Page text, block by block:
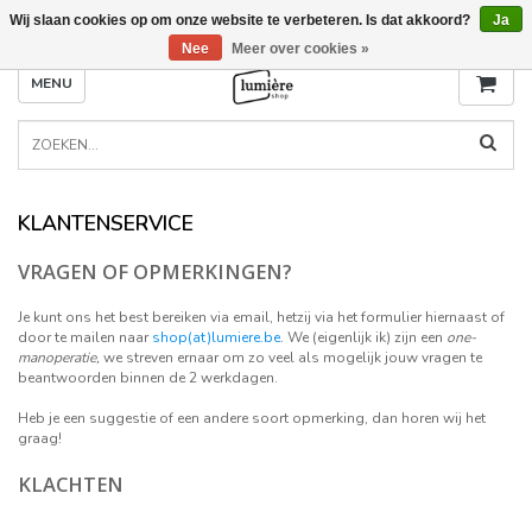
MENU
KLANTENSERVICE
VRAGEN OF OPMERKINGEN?
Je kunt ons het best bereiken via email, hetzij via het formulier hiernaast of
door te mailen naarshop(at)lumiere.be. We (eigenlijk ik) zijn een one-
manoperatie, we streven ernaar om zo veel als mogelijk jouw vragen te
beantwoorden binnen de 2 werkdagen.
Heb je een suggestie of een andere soort opmerking, dan horen wij het
graag!
KLACHTEN
Wij slaan cookies op om onze website te verbeteren. Is dat akkoord?
Ja
Nee
Meer over cookies »